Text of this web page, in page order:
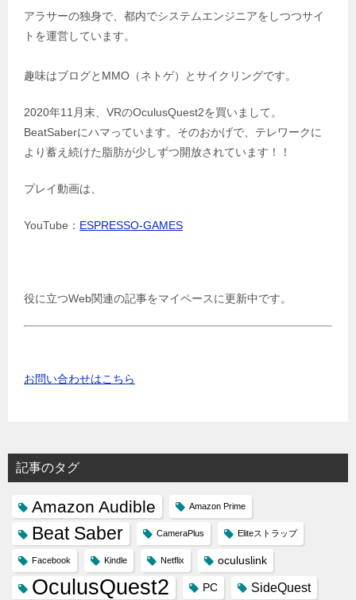
アラサーの独身で、都内でシステムエンジニアをしつつサイ
トを運営しています。
趣味はブログとMMO（ネトゲ）とサイクリングです。
2020年11月末、VRのOculusQuest2を買いまして。
BeatSaberにハマっています。そのおかげで、テレワークに
より蓄え続けた脂肪が少しずつ開放されています！！
プレイ動画は、
YouTube： ESPRESSO-GAMES
役に立つWeb関連の記事をマイペースに更新中です。
お問い合わせはこちら
記事のタグ
Amazon Audible Amazon Prime
Beat Saber CameraPlus Eliteストラップ
Facebook Kindle Netflix oculuslink
OculusQuest2 PC SideQuest